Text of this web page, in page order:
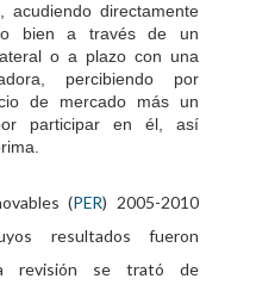
acudiendo directamente
bien a través de un
o a plazo con una
percibiendo por
de mercado más un
participar en él, así
(PER) 2005-2010
resultados fueron
revisión se trató de